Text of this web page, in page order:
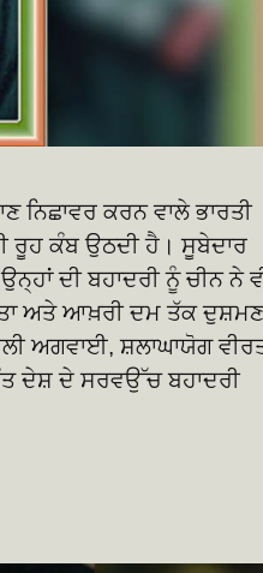
ਕਰਨ ਵਾਲੇ ਭਾਰਤੀ
ਰੂਹ ਕੰਬ ਉਠਦੀ ਹੈ। ਸੂਬੇਦਾਰ
ਦੀ ਬਹਾਦਰੀ ਨੂੰ ਚੀਨ ਨੇ
ਅਤੇ ਆਖ਼ਰੀ ਦਮ ਤੱਕ ਦੁਸ਼ਮਣ
ਅਗਵਾਈ, ਸ਼ਲਾਘਾਯੋਗ
ਦੇਸ਼ ਦੇ ਸਰਵਉੱਚ ਬਹਾਦਰੀ